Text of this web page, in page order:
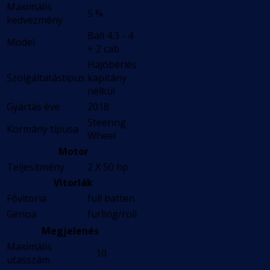
Maximális
kedvezmény
5 %
Model
Bali 4.3 - 4
+ 2 cab.
Szolgáltatástípus
Hajóbérlés
kapitány
nélkül
Gyártás éve
2018
Kormány típusa
Steering
Wheel
Motor
Teljesítmény
2 X 50 hp
Vitorlák
Fővitorla
full batten
Genoa
furling/roll
Megjelenés
Maximális
utasszám
10